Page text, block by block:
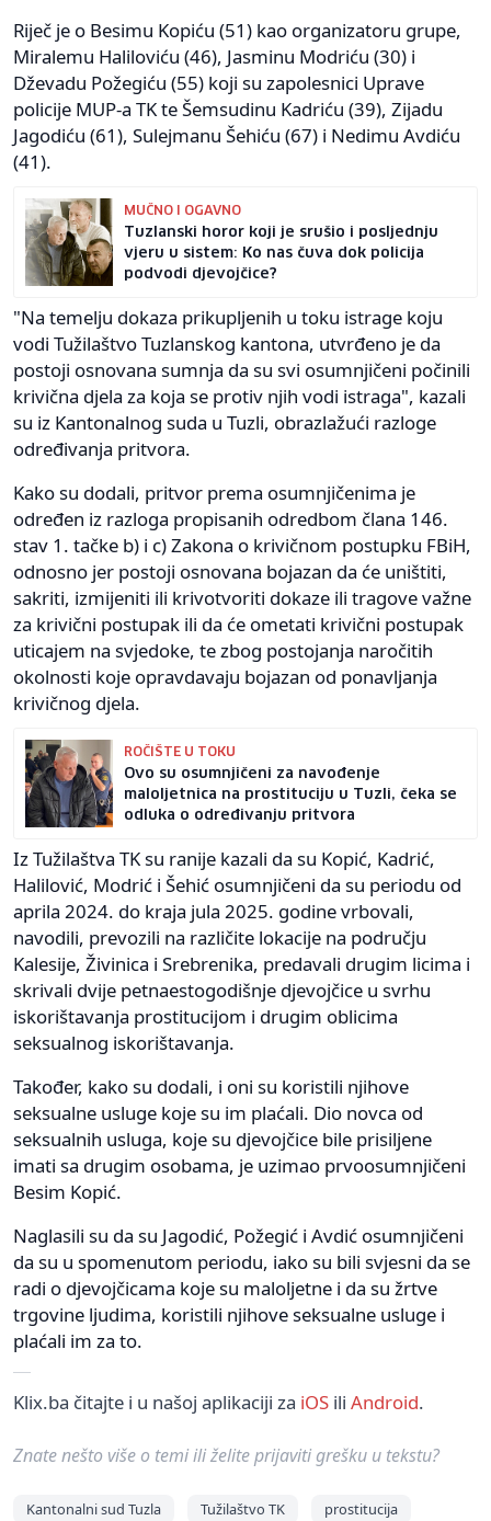
Riječ je o Besimu Kopiću (51) kao organizatoru grupe,
Miralemu Haliloviću (46), Jasminu Modriću (30) i
Dževadu Požegiću (55) koji su zapolesnici Uprave
policije MUP-a TK te Šemsudinu Kadriću (39), Zijadu
Jagodiću (61), Sulejmanu Šehiću (67) i Nedimu Avdiću
(41).
MUČNO I OGAVNO
Tuzlanski horor koji je srušio i posljednju
vjeru u sistem: Ko nas čuva dok policija
podvodi djevojčice?
"Na temelju dokaza prikupljenih u toku istrage koju
vodi Tužilaštvo Tuzlanskog kantona, utvrđeno je da
postoji osnovana sumnja da su svi osumnjičeni počinili
krivična djela za koja se protiv njih vodi istraga", kazali
su iz Kantonalnog suda u Tuzli, obrazlažući razloge
određivanja pritvora.
Kako su dodali, pritvor prema osumnjičenima je
određen iz razloga propisanih odredbom člana 146.
stav 1. tačke b) i c) Zakona o krivičnom postupku FBiH,
odnosno jer postoji osnovana bojazan da će uništiti,
sakriti, izmijeniti ili krivotvoriti dokaze ili tragove važne
za krivični postupak ili da će ometati krivični postupak
uticajem na svjedoke, te zbog postojanja naročitih
okolnosti koje opravdavaju bojazan od ponavljanja
krivičnog djela.
ROČIŠTE U TOKU
Ovo su osumnjičeni za navođenje
maloljetnica na prostituciju u Tuzli, čeka se
odluka o određivanju pritvora
Iz Tužilaštva TK su ranije kazali da su Kopić, Kadrić,
Halilović, Modrić i Šehić osumnjičeni da su periodu od
aprila 2024. do kraja jula 2025. godine vrbovali,
navodili, prevozili na različite lokacije na području
Kalesije, Živinica i Srebrenika, predavali drugim licima i
skrivali dvije petnaestogodišnje djevojčice u svrhu
iskorištavanja prostitucijom i drugim oblicima
seksualnog iskorištavanja.
Također, kako su dodali, i oni su koristili njihove
seksualne usluge koje su im plaćali. Dio novca od
seksualnih usluga, koje su djevojčice bile prisiljene
imati sa drugim osobama, je uzimao prvoosumnjičeni
Besim Kopić.
Naglasili su da su Jagodić, Požegić i Avdić osumnjičeni
da su u spomenutom periodu, iako su bili svjesni da se
radi o djevojčicama koje su maloljetne i da su žrtve
trgovine ljudima, koristili njihove seksualne usluge i
plaćali im za to.
Klix.ba čitajte i u našoj aplikaciji za iOS ili Android.
Znate nešto više o temi ili želite prijaviti grešku u tekstu?
Kantonalni sud Tuzla Tužilaštvo TK prostitucija